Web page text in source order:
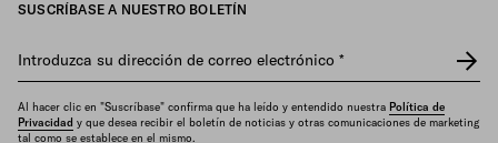
SUSCRÍBASE A NUESTRO BOLETÍN
Introduzca su dirección de correo electrónico *
Al hacer clic en "Suscríbase" confirma que ha leído y entendido nuestra Política de
Privacidad y que desea recibir el boletín de noticias y otras comunicaciones de marketing
tal como se establece en el mismo.